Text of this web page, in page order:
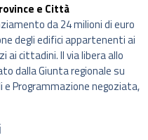
e Città
da 24 milioni di euro
degli edifici appartenenti ai
ai cittadini. Il via libera allo
dalla Giunta regionale su
e Programmazione negoziata,